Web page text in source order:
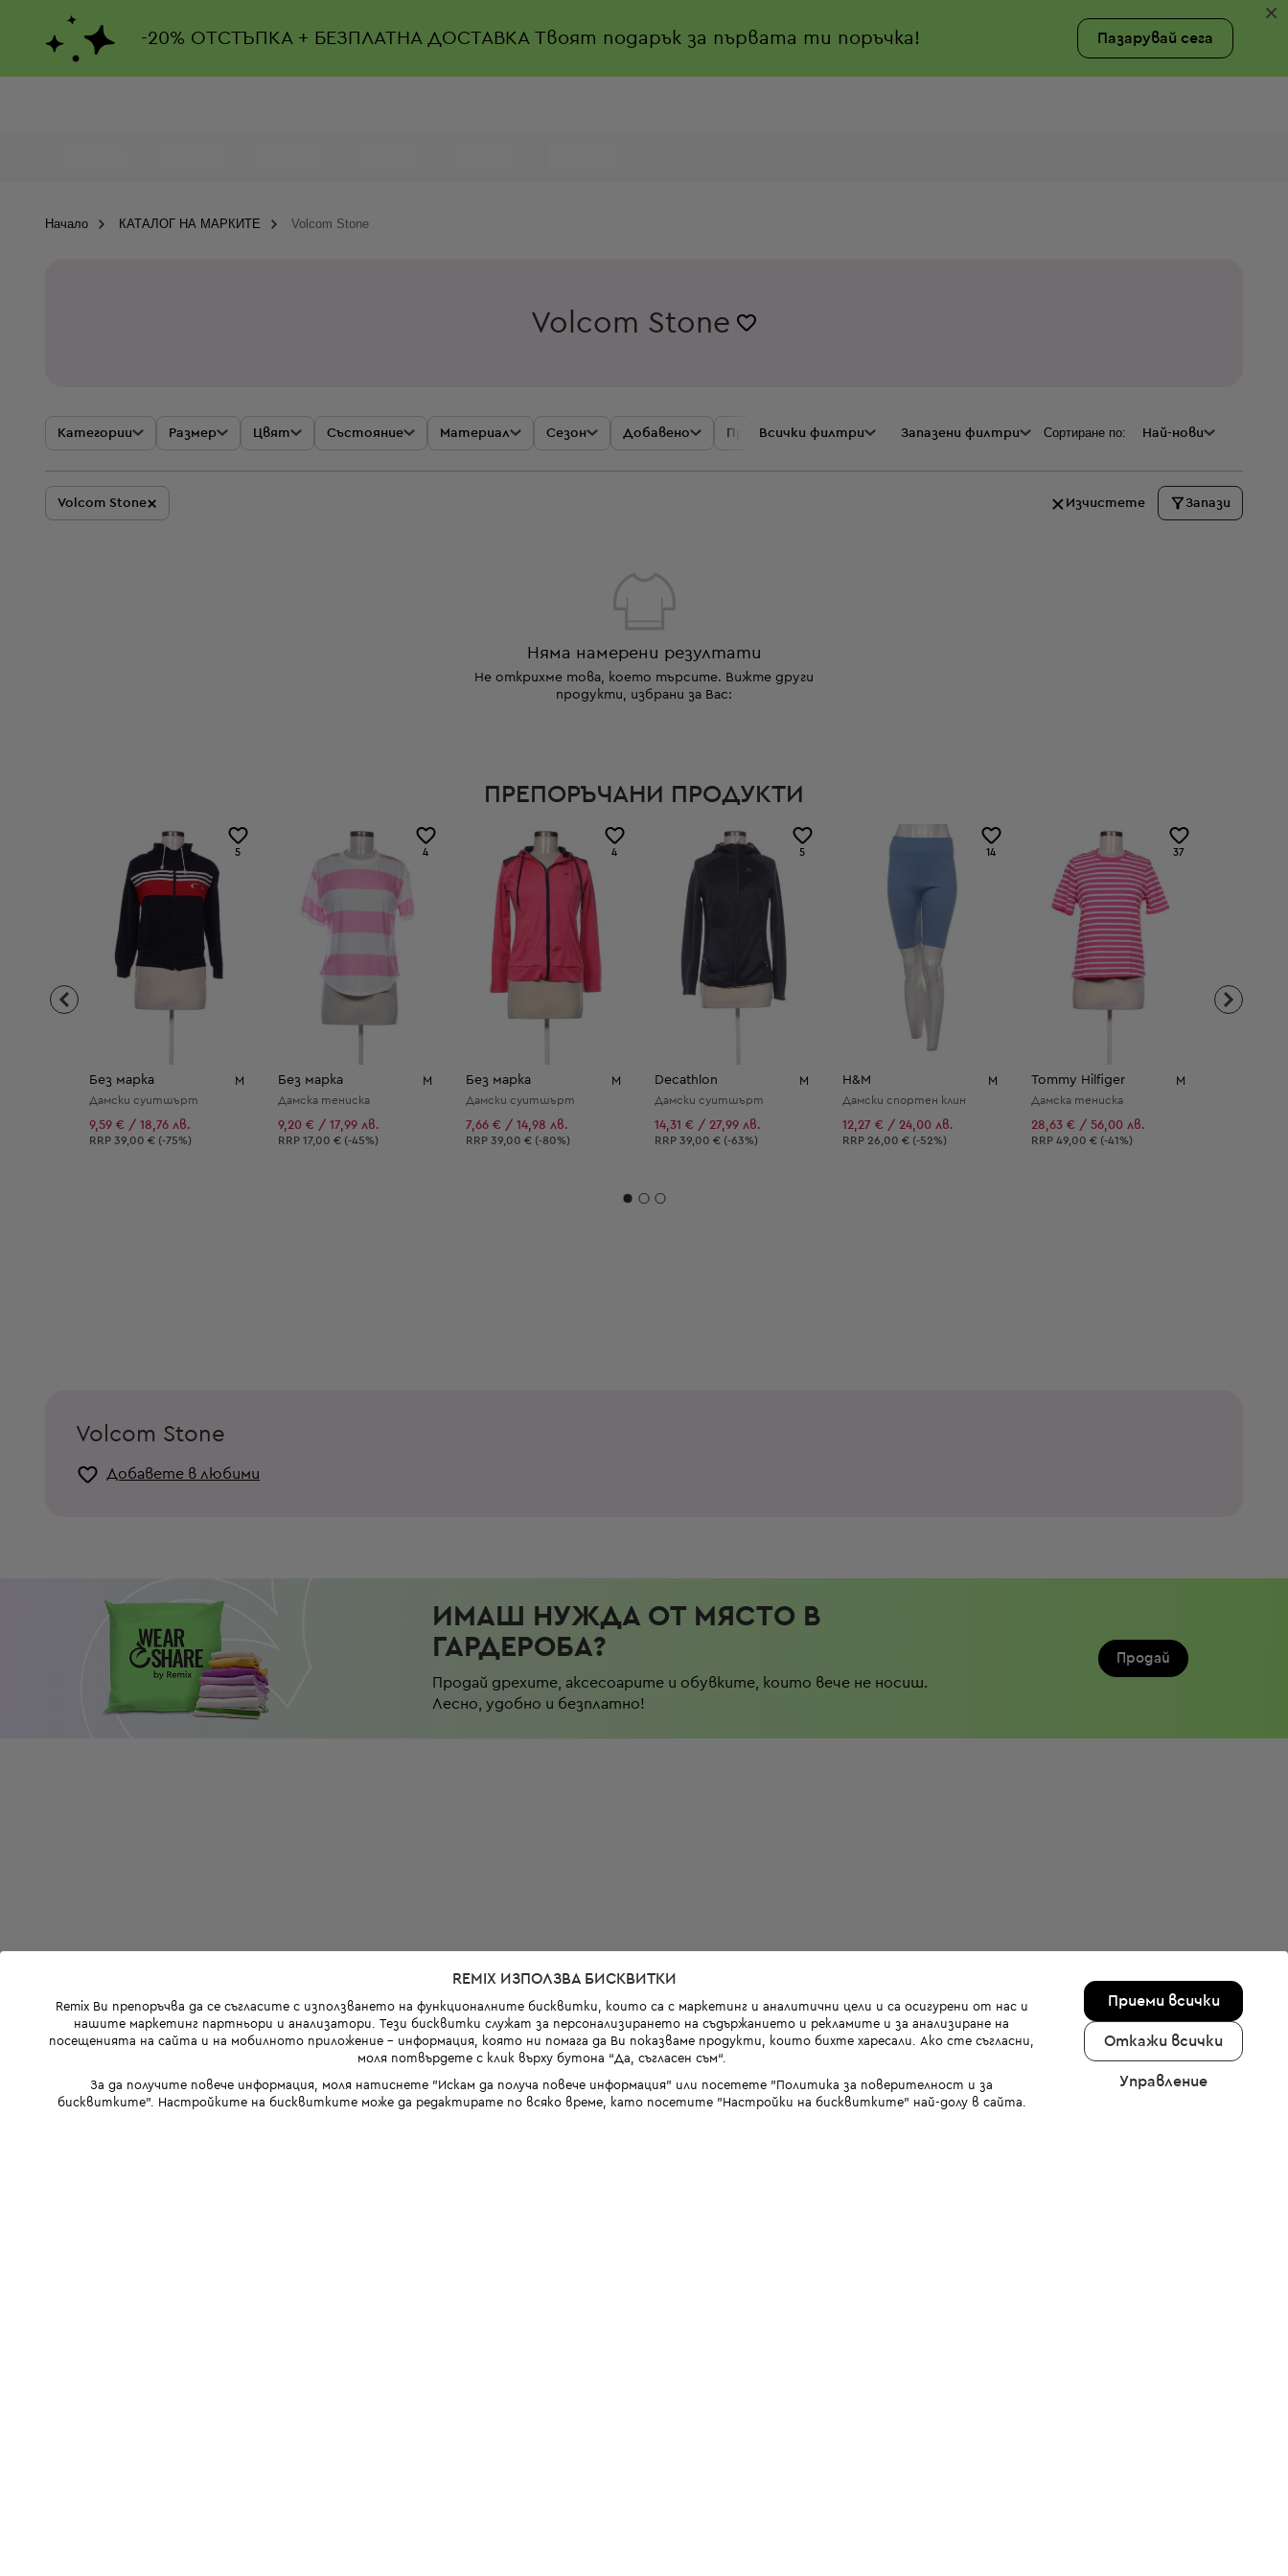
-20% ОТСТЪПКА + БЕЗПЛАТНА ДОСТАВКАТвоят подарък за първата ти поръчка! Пазарувай сега
×
Начало КАТАЛОГ НА МАРКИТЕ Volcom Stone
Volcom Stone
Категории Размер Цвят Състояние Материал Сезон Добавено Промоции Цена
Всички филтри Запазени филтри Сортиране по: Най-нови
Volcom Stone× Изчистете Запази
Няма намерени резултати
Не открихме това, което търсите. Вижте други
продукти, избрани за Вас:
ПРЕПОРЪЧАНИ ПРОДУКТИ
5
Без марка M
Дамски суитшърт
9,59 € / 18,76 лв.
Препоръчителна цена:
RRP 39,00 € (-75%)
4
Без марка M
Дамска тениска
9,20 € / 17,99 лв.
Препоръчителна цена:
RRP 17,00 € (-45%)
4
Без марка M
Дамски суитшърт
7,66 € / 14,98 лв.
Препоръчителна цена:
RRP 39,00 € (-80%)
5
Decathlon M
Дамски суитшърт
14,31 € / 27,99 лв.
Препоръчителна цена:
RRP 39,00 € (-63%)
14
H&M M
Дамски спортен клин
12,27 € / 24,00 лв.
Препоръчителна цена:
RRP 26,00 € (-52%)
37
Tommy Hilfiger M
Дамска тениска
28,63 € / 56,00 лв.
Препоръчителна цена:
RRP 49,00 € (-41%)
Volcom Stone
Добавете в любими
ИМАШ НУЖДА ОТ МЯСТО В
ГАРДЕРОБА?
Продай дрехите, аксесоарите и обувките, които вече не носиш.
Лесно, удобно и безплатно!
Продай
REMIX ИЗПОЛЗВА БИСКВИТКИ
Remix Ви препоръчва да се съгласите с използването на функционалните бисквитки, които са с маркетинг и аналитични цели и са осигурени от нас и
нашите маркетинг партньори и анализатори. Тези бисквитки служат за персонализирането на съдържанието и рекламите и за анализиране на
посещенията на сайта и на мобилното приложение - информация, която ни помага да Ви показваме продукти, които бихте харесали. Ако сте съгласни,
моля потвърдете с клик върху бутона “Да, съгласен съм“.
За да получите повече информация, моля натиснете "Искам да получа повече информация" или посетете "Политика за поверителност и за
бисквитките". Настройките на бисквитките може да редактирате по всяко време, като посетите "Настройки на бисквитките" най-долу в сайта.
Приеми всички
Откажи всички
Управление